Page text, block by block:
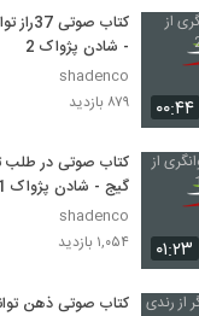
۰۰:۴۴
کتاب
- شادن پژواک 2
shadenco
۸۷۹ بازدید
۰۱:۲۳
کتاب صوتی در طلب
گیج - شادن پژواک 1
shadenco
۱,۰۵۴ بازدید
کتاب صوتی ذهن